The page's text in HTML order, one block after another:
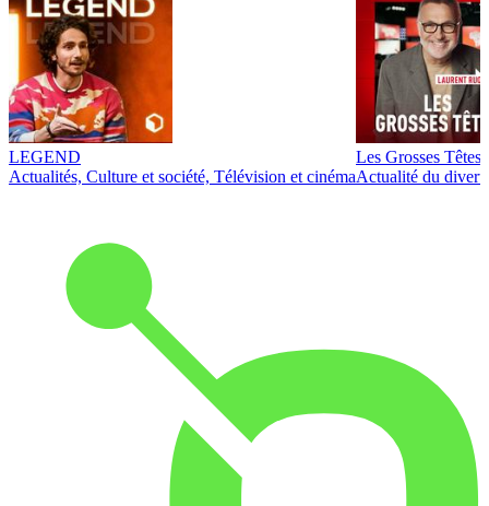
LEGEND
Actualités, Culture et société, Télévision et cinéma
Les Grosses Têtes
Actualité du